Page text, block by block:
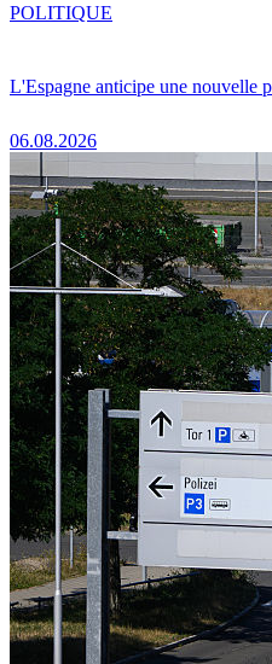
L'Espagne anticipe une nouvelle
06.08.2026
POLITIQUE